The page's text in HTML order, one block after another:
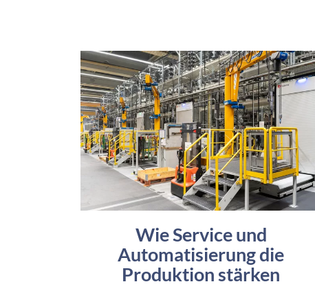
Wie Service und
Automatisierung die
Produktion stärken